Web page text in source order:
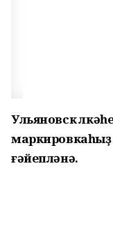
Ульяновск
ғәйепләнә.